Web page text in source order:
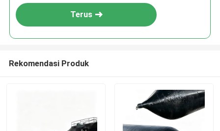
Terus
Rekomendasi Produk